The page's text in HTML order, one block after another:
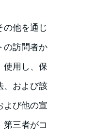
の他を通じ
の訪問者か
使用し、保
、および該
よび他の宣
第三者がコ